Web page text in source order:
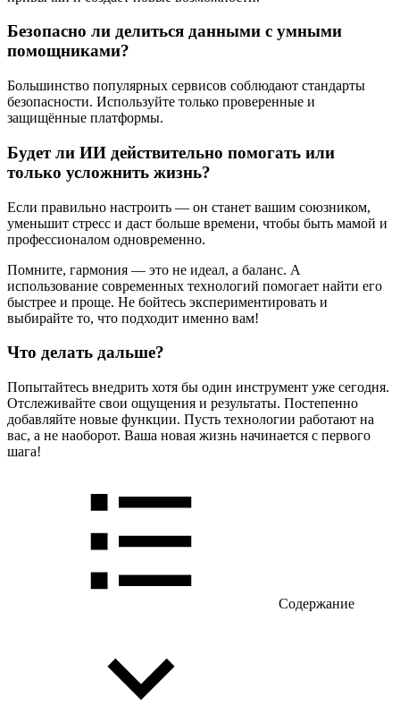
Безопасно ли делиться данными с умными
помощниками?
Большинство популярных сервисов соблюдают стандарты
безопасности. Используйте только проверенные и
защищённые платформы.
Будет ли ИИ действительно помогать или
только усложнить жизнь?
Если правильно настроить — он станет вашим союзником,
уменьшит стресс и даст больше времени, чтобы быть мамой и
профессионалом одновременно.
Помните, гармония — это не идеал, а баланс. А
использование современных технологий помогает найти его
быстрее и проще. Не бойтесь экспериментировать и
выбирайте то, что подходит именно вам!
Что делать дальше?
Попытайтесь внедрить хотя бы один инструмент уже сегодня.
Отслеживайте свои ощущения и результаты. Постепенно
добавляйте новые функции. Пусть технологии работают на
вас, а не наоборот. Ваша новая жизнь начинается с первого
шага!
Содержание